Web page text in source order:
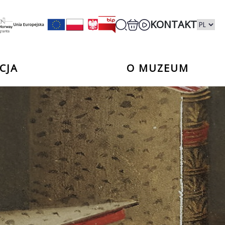
KONTAKT
O MUZEUM